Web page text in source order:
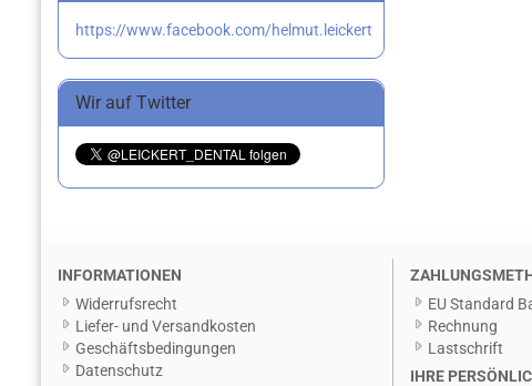
https://www.facebook.com/helmut.leickert
Wir auf Twitter
INFORMATIONEN
Widerrufsrecht
Liefer- und Versandkosten
Geschäftsbedingungen
Datenschutz
EU Standard
Rechnung
Lastschrift
IHRE